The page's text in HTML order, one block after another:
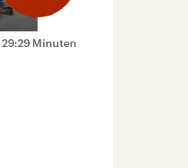
29:29 Minuten